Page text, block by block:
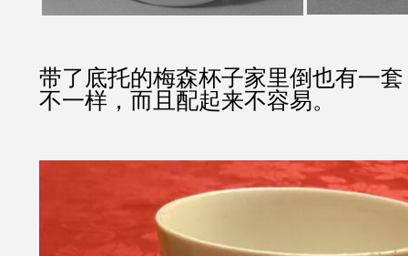
带了底托的梅森杯子家里倒也有一
不一样，而且配起来不容易。